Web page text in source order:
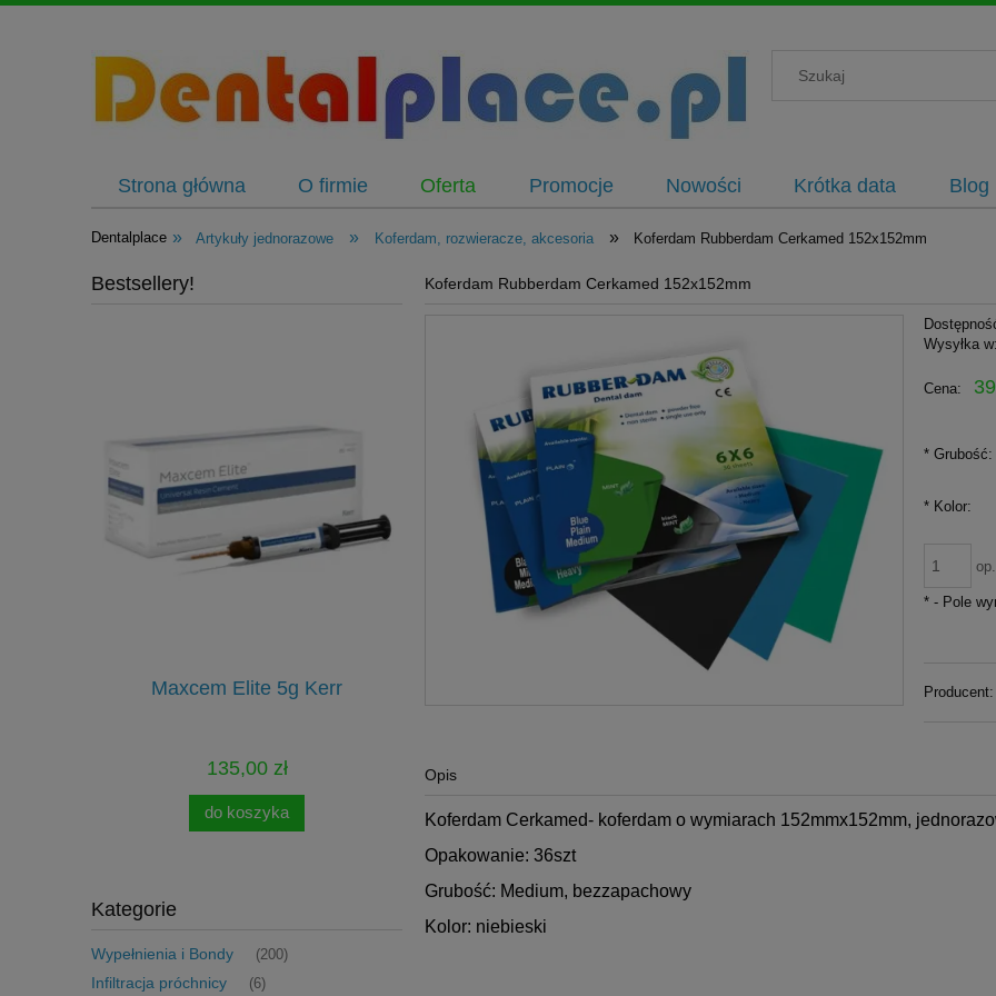
Strona główna O firmie Oferta Promocje Nowości Krótka data Blog
Dentalplace » Artykuły jednorazowe » Koferdam, rozwieracze, akcesoria » Koferdam Rubberdam Cerkamed 152x152mm
Bestsellery!
Maxcem Elite 5g Kerr
135,00 zł
do koszyka do koszyka
Variotime Easy Putty
do koszyka
Kategorie
Wypełnienia i Bondy (200)
Infiltracja próchnicy (6)
Koferdam Rubberdam Cerkamed 152x152mm
Wysyłka w:
Cena:
* Grubość:
* Kolor:
op.
* - Pole
Producent:
Opis
Koferdam Cerkamed- koferdam o wymiarach 152mmx152mm,
Opakowanie: 36szt
Grubość: Medium, bezzapachowy
Kolor: niebieski